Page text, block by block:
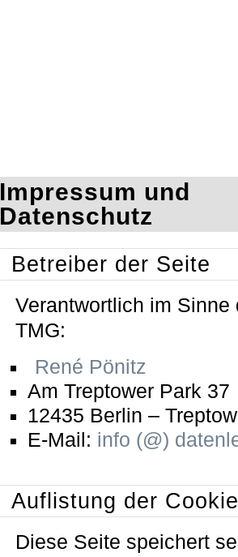
Impressum und
Datenschutz
Betreiber der Seite
Verantwortlich im Sinne
TMG:
René Pönitz
Am Treptower Park 37
12435 Berlin – Treptow
E-Mail: info (@)
Auflistung der
Diese Seite speichert